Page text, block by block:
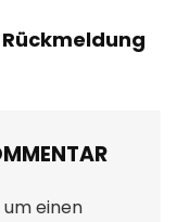
um einen